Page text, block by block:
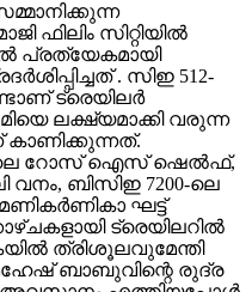
ഫിലിം സിറ്റിയിൽ
പ്രത്യേകമായി
. സിഇ 512-
ട്രെയിലര്‍
ലക്ഷ്യമാക്കി വരുന്ന
കാണിക്കുന്നത്.
റോസ് ഐസ് ഷെല്‍ഫ്,
ബിസിഇ 7200-ലെ
ഘട്ട്
ട്രെയിലറില്‍
ത്രിശൂലവുമേന്തി
ബാബുവിന്റെ രുദ്ര